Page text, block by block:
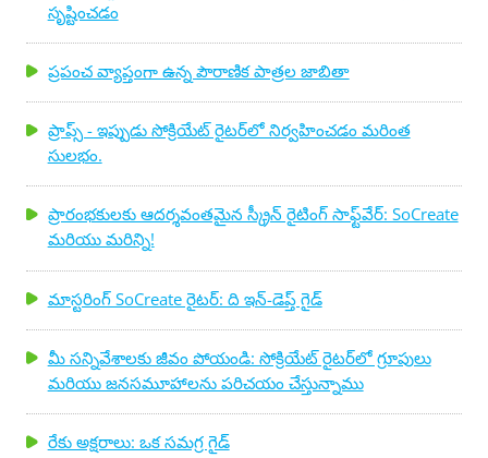
సృష్టించడం
ప్రపంచ వ్యాప్తంగా ఉన్న పౌరాణిక పాత్రల జాబితా
ప్రాప్స్ - ఇప్పుడు సోక్రియేట్ రైటర్‌లో నిర్వహించడం మరింత
సులభం.
ప్రారంభకులకు ఆదర్శవంతమైన స్క్రీన్ రైటింగ్ సాఫ్ట్‌వేర్: SoCreate
మరియు మరిన్ని!
మాస్టరింగ్ SoCreate రైటర్: ది ఇన్-డెప్త్ గైడ్
మీ సన్నివేశాలకు జీవం పోయండి: సోక్రియేట్ రైటర్‌లో గ్రూపులు
మరియు జనసమూహాలను పరిచయం చేస్తున్నాము
రేకు అక్షరాలు: ఒక సమగ్ర గైడ్